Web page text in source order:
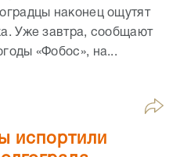
наконец ощутят
Уже завтра, сообщают
«Фобос», на...
испортили